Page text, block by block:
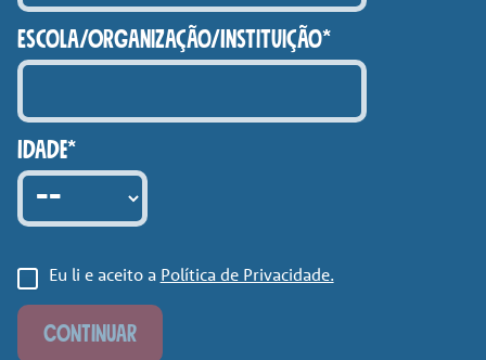
Escola/Organização/Instituição*
Idade*
Eu li e aceito a Política de Privacidade.
CONTINUAR